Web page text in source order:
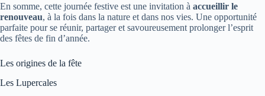
En somme, cette journée festive est une invitation à accueillir le
renouveau, à la fois dans la nature et dans nos vies. Une opportunité
parfaite pour se réunir, partager et savoureusement prolonger l’esprit
des fêtes de fin d’année.
Les origines de la fête
Les Lupercales